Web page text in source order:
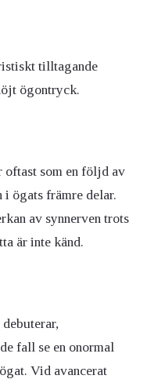
tilltagande
ögontryck.
som en följd av
ögats främre delar.
av synnerven trots
är inte känd.
fall se en onormal
Vid avancerat